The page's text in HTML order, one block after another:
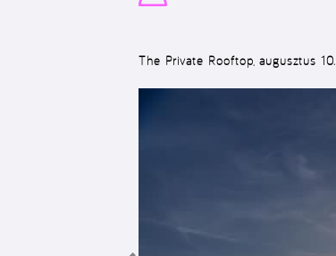
The Private Rooftop, augusztus 10.